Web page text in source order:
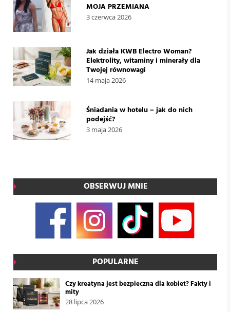
MOJA PRZEMIANA
3 czerwca 2026
Jak działa KWB Electro Woman?
Elektrolity, witaminy i minerały dla
Twojej równowagi
14 maja 2026
Śniadania w hotelu – jak do nich
podejść?
3 maja 2026
OBSERWUJ MNIE
POPULARNE
Czy kreatyna jest bezpieczna dla kobiet? Fakty i
mity
28 lipca 2026